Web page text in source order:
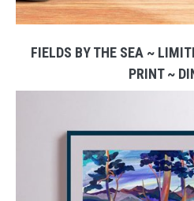
FIELDS BY THE SEA ~
PRINT ~